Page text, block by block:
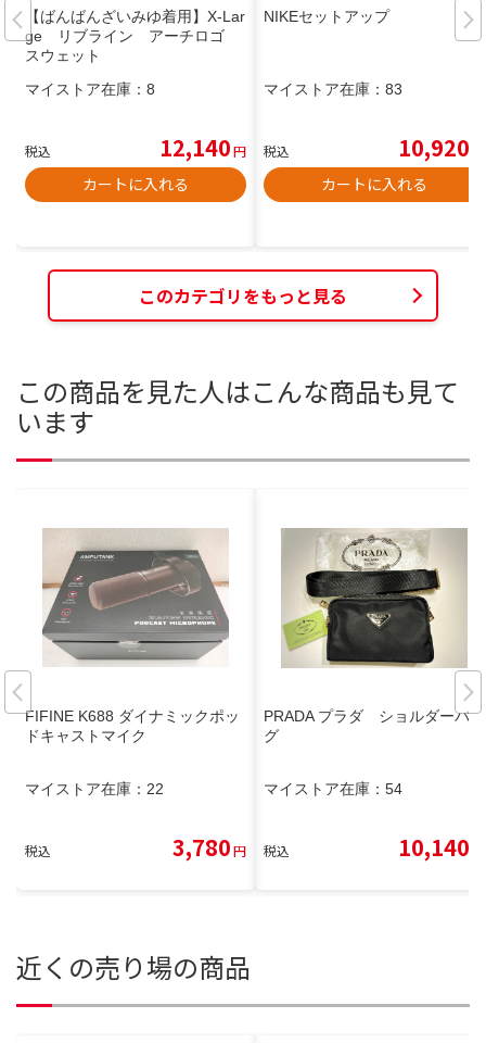
【ばんばんざいみゆ着用】X-Lar
ge リブライン アーチロゴ
スウェット
マイストア在庫： 8
税込 12,140円
カートに入れる
NIKEセットアップ
マイストア在庫： 83
税込 10,920
カートに入れる
このカテゴリをもっと見る
この商品を見た人はこんな商品も見て
います
FIFINE K688 ダイナミックポッ
ドキャストマイク
マイストア在庫： 22
税込 3,780円
PRADA プラダ ショルダーバッ
グ
マイストア在庫： 54
税込 10,140
近くの売り場の商品